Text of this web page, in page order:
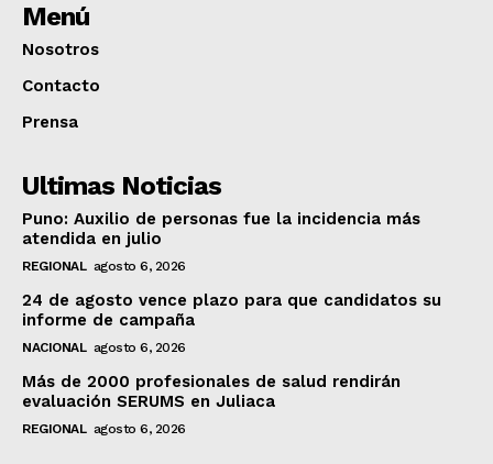
Menú
Nosotros
Contacto
Prensa
Ultimas Noticias
Puno: Auxilio de personas fue la incidencia más
atendida en julio
REGIONAL agosto 6, 2026
24 de agosto vence plazo para que candidatos su
informe de campaña
NACIONAL agosto 6, 2026
Más de 2000 profesionales de salud rendirán
evaluación SERUMS en Juliaca
REGIONAL agosto 6, 2026